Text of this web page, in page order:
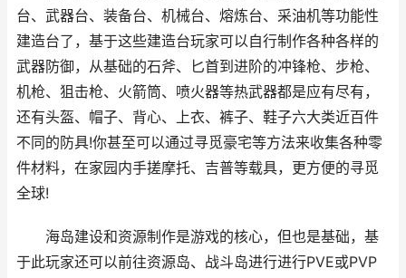
台、武器台、装备台、机械台、熔炼台、采油机等功能性
建造台了，基于这些建造台玩家可以自行制作各种各样的
武器防御，从基础的石斧、匕首到进阶的冲锋枪、步枪、
机枪、狙击枪、火箭筒、喷火器等热武器都是应有尽有，
还有头盔、帽子、背心、上衣、裤子、鞋子六大类近百件
不同的防具!你甚至可以通过寻觅豪宅等方法来收集各种零
件材料，在家园内手搓摩托、吉普等载具，更方便的寻觅
全球!
海岛建设和资源制作是游戏的核心，但也是基础，基
于此玩家还可以前往资源岛、战斗岛进行进行PVE或PVP